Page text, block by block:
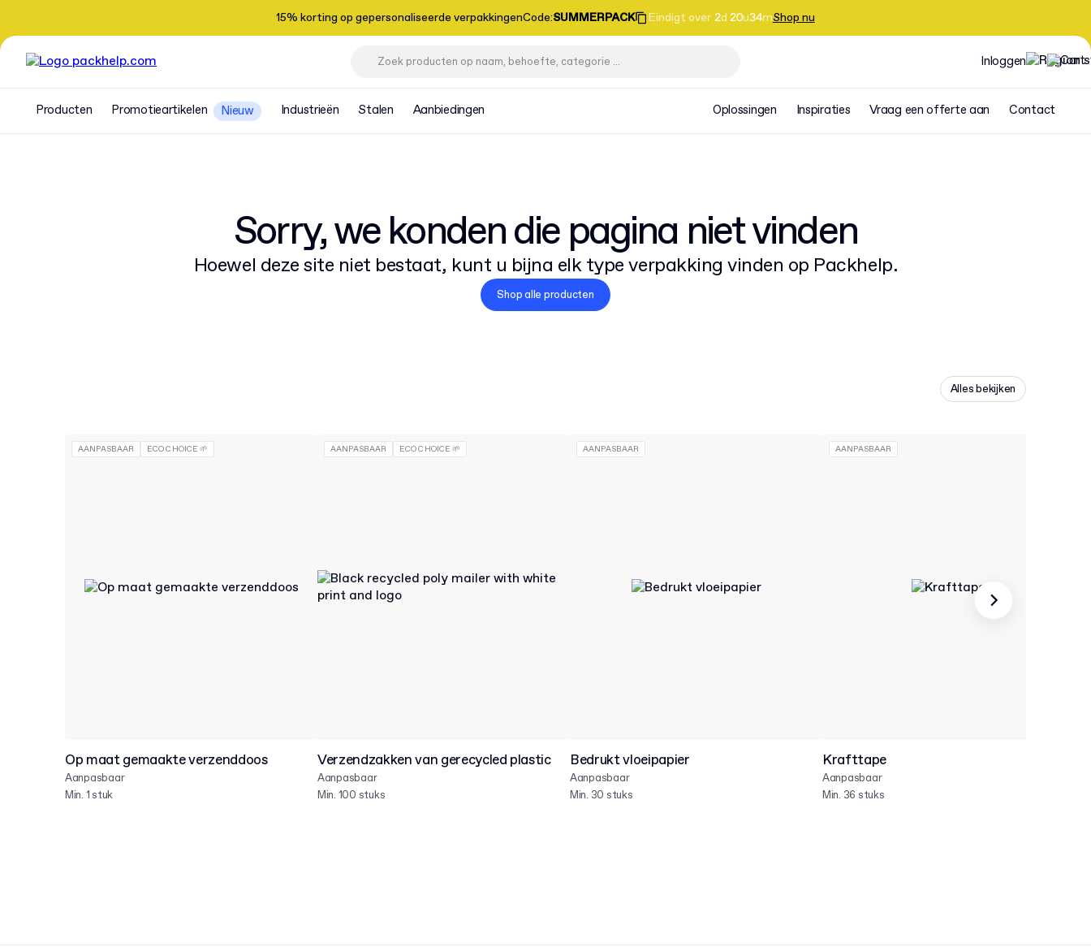
15% korting op gepersonaliseerde verpakkingenCode:SUMMERPACK Eindigt over 2d 20u34mShop nu
Inloggen
Producten Promotieartikelen Nieuw Industrieën Stalen Aanbiedingen Oplossingen Inspiraties Vraag een offerte aan Contact
Sorry, we konden die pagina niet vinden
Hoewel deze site niet bestaat, kunt u bijna elk type verpakking vinden op Packhelp.
Shop alle producten
Alles bekijken
AANPASBAAR ECO CHOICE 🌱
Op maat gemaakte verzenddoos
Aanpasbaar
Min. 1 stuk
AANPASBAAR ECO CHOICE 🌱
Verzendzakken van gerecycled plastic
Aanpasbaar
Min. 100 stuks
AANPASBAAR
Bedrukt vloeipapier
Aanpasbaar
Min. 30 stuks
AANPASBAAR
Krafttape
Aanpasbaar
Min. 36 stuks